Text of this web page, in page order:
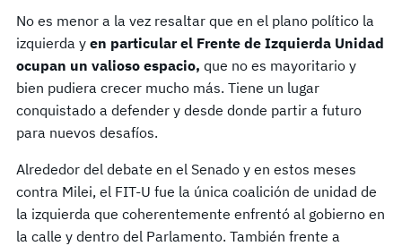
No es menor a la vez resaltar que en el plano político la
izquierda y en particular el Frente de Izquierda Unidad
ocupan un valioso espacio, que no es mayoritario y
bien pudiera crecer mucho más. Tiene un lugar
conquistado a defender y desde donde partir a futuro
para nuevos desafíos.
Alrededor del debate en el Senado y en estos meses
contra Milei, el FIT-U fue la única coalición de unidad de
la izquierda que coherentemente enfrentó al gobierno en
la calle y dentro del Parlamento. También frente a